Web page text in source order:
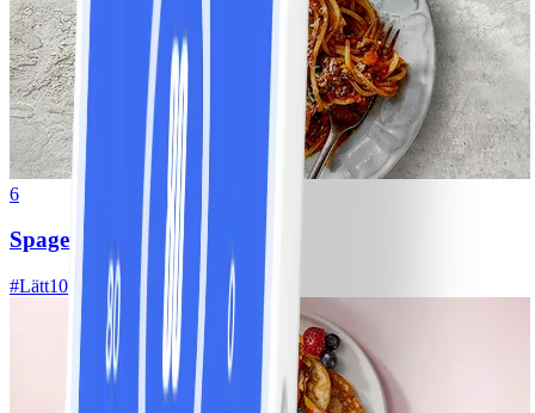
6
Spagetti med köttfärssås
#Lätt10 MIN